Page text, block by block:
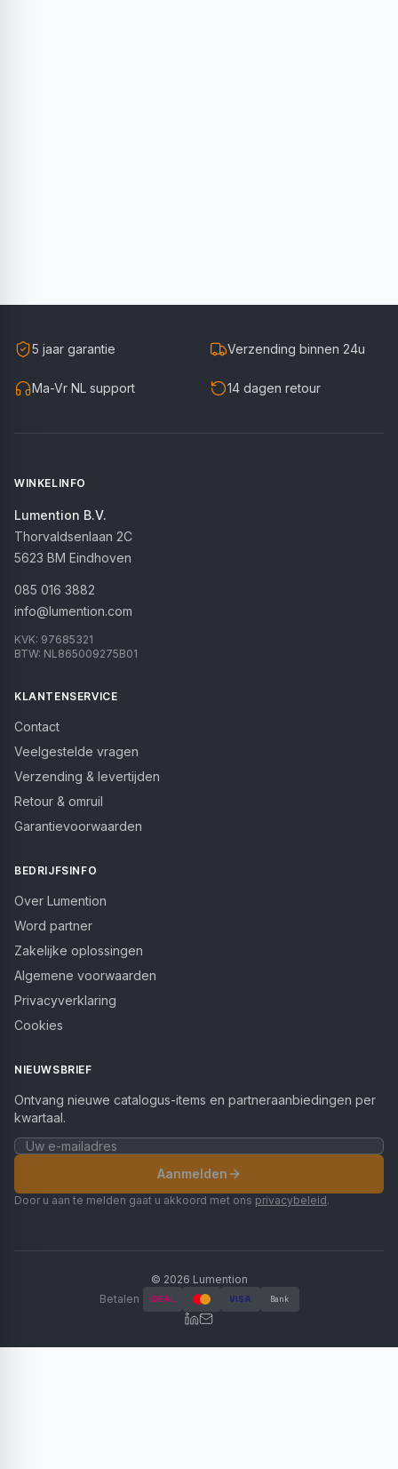
5 jaar garantie Verzending binnen 24u
Ma-Vr NL support 14 dagen retour
WINKELINFO
Lumention B.V.
Thorvaldsenlaan 2C
5623 BM Eindhoven
085 016 3882
info@lumention.com
KVK: 97685321
BTW: NL865009275B01
KLANTENSERVICE
Contact
Veelgestelde vragen
Verzending & levertijden
Retour & omruil
Garantievoorwaarden
BEDRIJFSINFO
Over Lumention
Word partner
Zakelijke oplossingen
Algemene voorwaarden
Privacyverklaring
Cookies
NIEUWSBRIEF
Ontvang nieuwe catalogus-items en partneraanbiedingen per
kwartaal.
Aanmelden
Door u aan te melden gaat u akkoord met ons privacybeleid.
© 2026 Lumention
Betalen
iDEAL VISA Bank